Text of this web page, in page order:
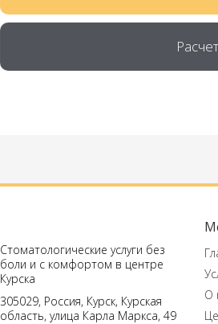
Стоматологические услуги без
боли и с комфортом в центре
Курска
305029, Россия, Курск, Курская
область, улица Карла Маркса, 49
О